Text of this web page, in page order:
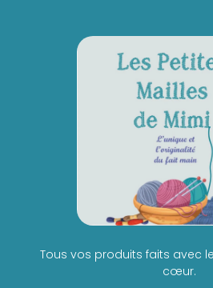
Tous vos produits faits avec
cœur.